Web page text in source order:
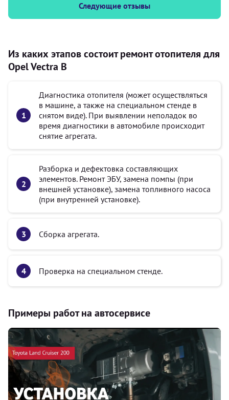
Следующие отзывы
Из каких этапов состоит ремонт отопителя для
Opel Vectra B
Диагностика отопителя (может осуществляться
в машине, а также на специальном стенде в
снятом виде). При выявлении неполадок во
время диагностики в автомобиле происходит
снятие агрегата.
Разборка и дефектовка составляющих
элементов. Ремонт ЭБУ, замена помпы (при
внешней установке), замена топливного насоса
(при внутренней установке).
Сборка агрегата.
Проверка на специальном стенде.
Примеры работ на автосервисе